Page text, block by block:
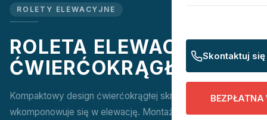
Skontaktuj
BEZPŁATNA
ROLETY ELEWACYJNE
ROLETA ELEWACYJNA
ĆWIERĆOKRĄGŁA
Kompaktowy design ćwierćokrągłej skrzynki idealnie
wkomponowuje się w elewację. Montaż na elewacji lub we